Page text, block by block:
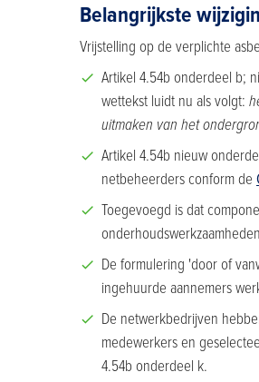
Belangrijkste
Vrijstelling op de verplichte
Artikel 4.54b onderdeel b;
wettekst luidt nu als volgt:
uitmaken van het
Artikel 4.54b nieuw
netbeheerders conform de
Toegevoegd is dat
De formulering 'door of
ingehuurde aannemers
De netwerkbedrijven
medewerkers en
4.54b onderdeel k.